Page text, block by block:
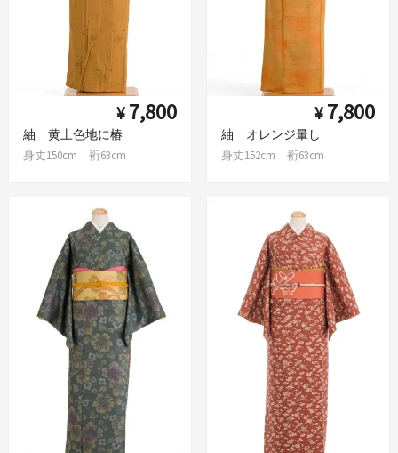
¥ 7,800
紬 黄土色地に椿
身丈150cm 裄63cm
¥ 7,800
紬 オレンジ暈し
身丈152cm 裄63cm